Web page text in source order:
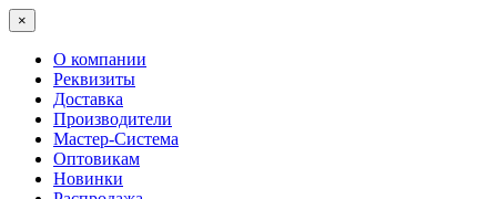
×
О компании
Реквизиты
Доставка
Производители
Мастер-Система
Оптовикам
Новинки